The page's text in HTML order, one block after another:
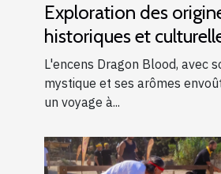
Exploration des
historiques et
l'encens Dragon
L'encens Dragon Blood, avec
mystique et ses arômes
un voyage à...